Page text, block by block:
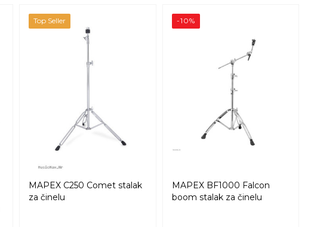
Top Seller
MAPEX C250 Comet stalak
za činelu
-10%
MAPEX BF1000 Falcon
boom stalak za činelu